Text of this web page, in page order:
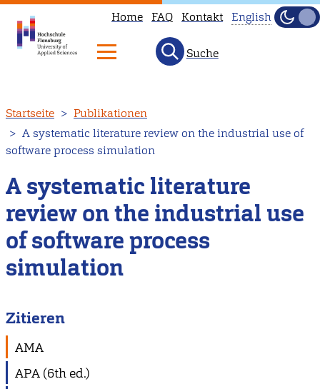
zum
Inhalt
Home FAQ Kontakt
available
to
English
Hell
Suche
Startseite
Publikationen
A systematic literature review on the industrial use of
software process simulation
A systematic literature
review on the industrial use
of software process
simulation
Zitieren
AMA
APA (6th ed.)